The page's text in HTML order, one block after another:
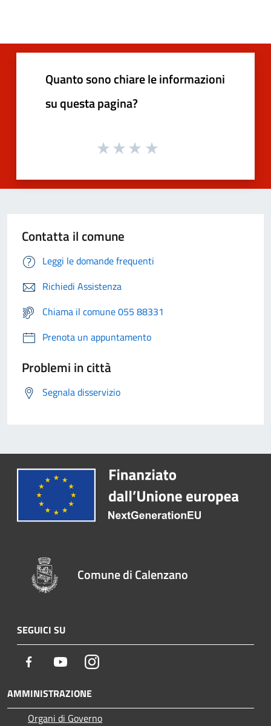
Quanto sono chiare le informazioni
su questa pagina?
Contatta il comune
Leggi le domande frequenti
Richiedi Assistenza
Chiama il comune 055 88331
Prenota un appuntamento
Problemi in città
Segnala disservizio
Comune di Calenzano
SEGUICI SU
Facebook YoutubeInstagram
AMMINISTRAZIONE
Organi di Governo